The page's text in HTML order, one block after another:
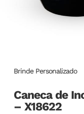
Brinde Personalizado
Caneca de
– X18622